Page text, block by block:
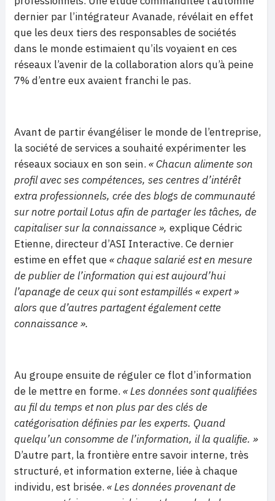
dernier par l’intégrateur Avanade, révélait en effet
que les deux tiers des responsables de sociétés
dans le monde estimaient qu’ils voyaient en ces
réseaux l’avenir de la collaboration alors qu’à peine
7% d’entre eux avaient franchi le pas.
Avant de partir évangéliser le monde de l’entreprise,
la société de services a souhaité expérimenter les
réseaux sociaux en son sein. « Chacun alimente son
profil avec ses compétences, ses centres d’intérêt
extra professionnels, crée des blogs de communauté
sur notre portail Lotus afin de partager les tâches, de
capitaliser sur la connaissance », explique Cédric
Etienne, directeur d’ASI Interactive. Ce dernier
estime en effet que« chaque salarié est en mesure
de publier de l’information qui est aujourd’hui
l’apanage de ceux qui sont estampillés « expert »
alors que d’autres partagent également cette
connaissance ».
Au groupe ensuite de réguler ce flot d’information
de le mettre en forme. « Les données sont qualifiées
au fil du temps et non plus par des clés de
catégorisation définies par les experts. Quand
quelqu’un consomme de l’information, il la qualifie. »
D’autre part, la frontière entre savoir interne, très
structuré, et information externe, liée à chaque
individu, est brisée. « Les données provenant de